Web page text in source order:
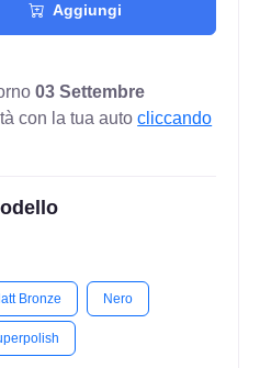
Aggiungi
03 Settembre
con la tua autocliccando
Bronze Nero